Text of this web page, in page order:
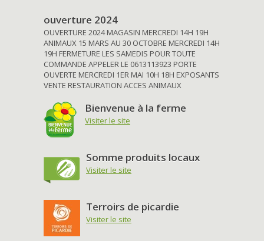
ouverture 2024
OUVERTURE 2024 MAGASIN MERCREDI 14H 19H
ANIMAUX 15 MARS AU 30 OCTOBRE MERCREDI 14H
19H FERMETURE LES SAMEDIS POUR TOUTE
COMMANDE APPELER LE 0613113923 PORTE
OUVERTE MERCREDI 1ER MAI 10H 18H EXPOSANTS
VENTE RESTAURATION ACCES ANIMAUX
Bienvenue à la ferme
Visiter le site
Somme produits locaux
Visiter le site
Terroirs de picardie
Visiter le site